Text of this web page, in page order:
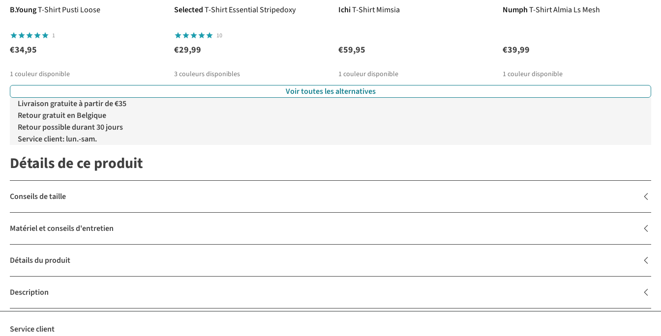
B.YoungT-Shirt Pusti Loose
1
€34,95
1 couleur disponible
SelectedT-Shirt Essential Stripedoxy
10
€29,99
3couleurs disponibles
IchiT-Shirt Mimsia
€59,95
1 couleur disponible
NumphT-Shirt Almia Ls Mesh
€39,99
1 couleur disponible
Voir toutes les alternatives
Livraison gratuite à partir de €35
Retour gratuit en Belgique
Retour possible durant 30 jours
Service client: lun.-sam.
Détails de ce produit
Conseils de taille
Matériel et conseils d'entretien
Détails du produit
Description
Service client